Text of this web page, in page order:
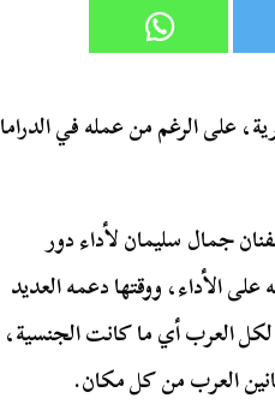
على الرغم من عمله في الدراما
جمال سليمان لأداء دور
الأداء، ووقتها دعمه العديد
لكل العرب أي ما كانت الجنسية،
العرب من كل مكان.